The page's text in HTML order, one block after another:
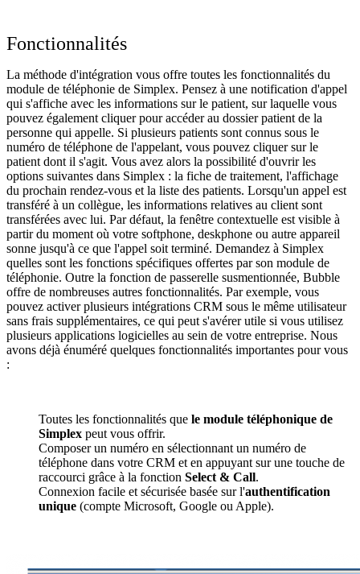
Fonctionnalités
La méthode d'intégration vous offre toutes les fonctionnalités du
module de téléphonie de Simplex. Pensez à une notification d'appel
qui s'affiche avec les informations sur le patient, sur laquelle vous
pouvez également cliquer pour accéder au dossier patient de la
personne qui appelle. Si plusieurs patients sont connus sous le
numéro de téléphone de l'appelant, vous pouvez cliquer sur le
patient dont il s'agit. Vous avez alors la possibilité d'ouvrir les
options suivantes dans Simplex : la fiche de traitement, l'affichage
du prochain rendez-vous et la liste des patients. Lorsqu'un appel est
transféré à un collègue, les informations relatives au client sont
transférées avec lui. Par défaut, la fenêtre contextuelle est visible à
partir du moment où votre softphone, deskphone ou autre appareil
sonne jusqu'à ce que l'appel soit terminé. Demandez à Simplex
quelles sont les fonctions spécifiques offertes par son module de
téléphonie. Outre la fonction de passerelle susmentionnée, Bubble
offre de nombreuses autres fonctionnalités. Par exemple, vous
pouvez activer plusieurs intégrations CRM sous le même utilisateur
sans frais supplémentaires, ce qui peut s'avérer utile si vous utilisez
plusieurs applications logicielles au sein de votre entreprise. Nous
avons déjà énuméré quelques fonctionnalités importantes pour vous
:
Toutes les fonctionnalités que le module téléphonique de
Simplex peut vous offrir.
Composer un numéro en sélectionnant un numéro de
téléphone dans votre CRM et en appuyant sur une touche de
raccourci grâce à la fonction Select & Call.
Connexion facile et sécurisée basée sur l'authentification
unique (compte Microsoft, Google ou Apple).